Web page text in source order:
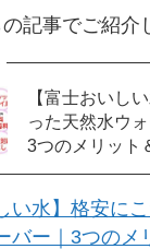
記事でご紹介
【富士おいし
った天然水ウ
3つのメリット
い水】格安に
バー｜3つのメ